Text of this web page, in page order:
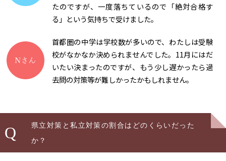
たのですが、一度落ちているので「絶対合格す
る」という気持ちで受けました。
首都圏の中学は学校数が多いので、わたしは受験
校がなかなか決められませんでした。11月にはだ
いたい決まったのですが、もう少し遅かったら過
去問の対策等が難しかったかもしれません。
Q
県立対策と私立対策の割合はどのくらいだった
か？